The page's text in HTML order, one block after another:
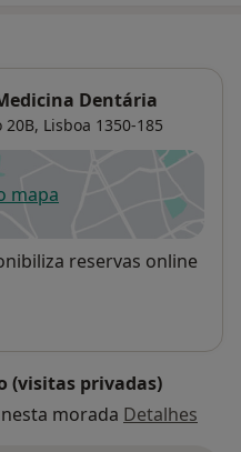
Dentária
20B, Lisboa 1350-185
mapanum novo separador
reservas online
(visitas privadas)
morada Detalhes